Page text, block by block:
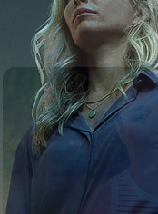
BRAINBERRIES